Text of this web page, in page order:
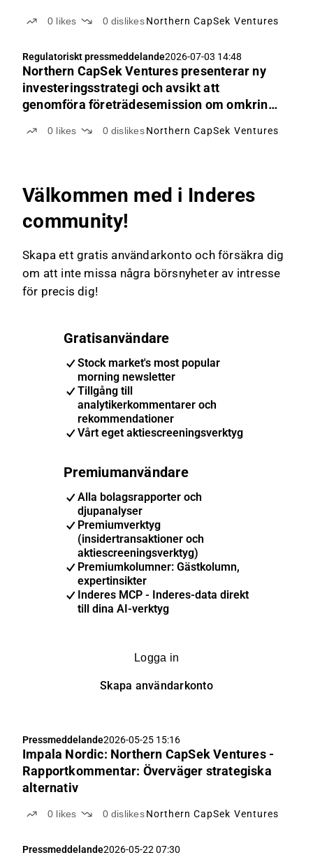
0 likes 0 dislikes Northern CapSek Ventures
Regulatoriskt pressmeddelande2026-07-03 14:48
Northern CapSek Ventures presenterar ny
investeringsstrategi och avsikt att
genomföra företrädesemission om omkring
0 likes 0 dislikes Northern CapSek Ventures
Välkommen med i Inderes
community!
Skapa ett gratis användarkonto och försäkra dig
om att inte missa några börsnyheter av intresse
för precis dig!
Gratisanvändare
Stock market's most popular
morning newsletter
Tillgång till
analytikerkommentarer och
rekommendationer
Vårt eget aktiescreeningsverktyg
Premiumanvändare
Alla bolagsrapporter och
djupanalyser
Premiumverktyg
(insidertransaktioner och
aktiescreeningsverktyg)
Premiumkolumner: Gästkolumn,
expertinsikter
Inderes MCP - Inderes-data direkt
till dina AI-verktyg
Logga in
Skapa användarkonto
Pressmeddelande2026-05-25 15:16
Impala Nordic: Northern CapSek Ventures -
Rapportkommentar: Överväger strategiska
alternativ
0 likes 0 dislikes Northern CapSek Ventures
Pressmeddelande2026-05-22 07:30